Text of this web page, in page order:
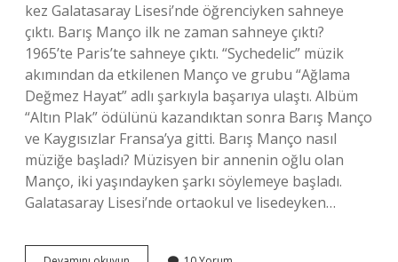
kez Galatasaray Lisesi’nde öğrenciyken sahneye
çıktı. Barış Manço ilk ne zaman sahneye çıktı?
1965’te Paris’te sahneye çıktı. “Sychedelic” müzik
akımından da etkilenen Manço ve grubu “Ağlama
Değmez Hayat” adlı şarkıyla başarıya ulaştı. Albüm
“Altın Plak” ödülünü kazandıktan sonra Barış Manço
ve Kaygısızlar Fransa’ya gitti. Barış Manço nasıl
müziğe başladı? Müzisyen bir annenin oğlu olan
Manço, iki yaşındayken şarkı söylemeye başladı.
Galatasaray Lisesi’nde ortaokul ve lisedeyken…